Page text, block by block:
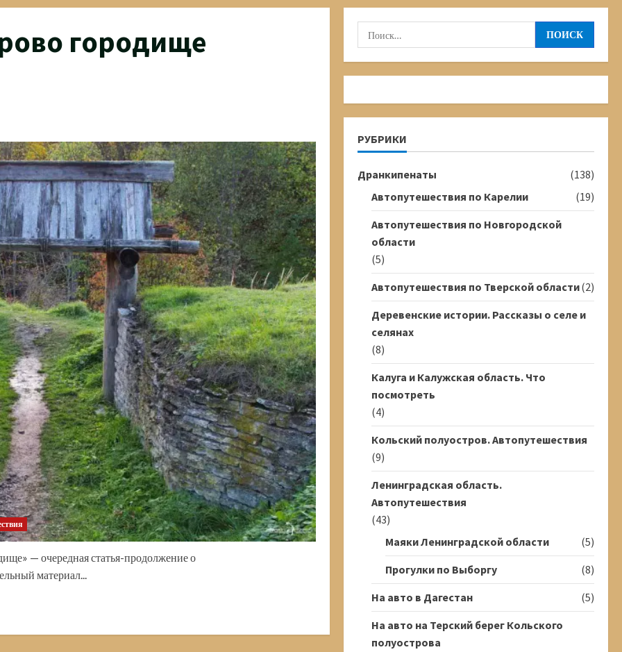
городище
— очередная статья-продолжение о
материал...
Найти:
РУБРИКИ
Дранкипенаты
(138)
Автопутешествия по Карелии
(19)
Автопутешествия по Новгородской
области
(5)
Автопутешествия по Тверской области(2)
Деревенские истории. Рассказы о селе и
селянах
(8)
Калуга и Калужская область. Что
посмотреть
(4)
Кольский полуостров. Автопутешествия
(9)
Ленинградская область.
Автопутешествия
(43)
Маяки Ленинградской области
(5)
Прогулки по Выборгу
(8)
На авто в Дагестан
(5)
На авто на Терский берег Кольского
полуострова